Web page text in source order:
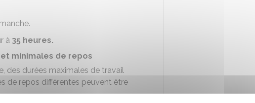
à 35 heures.
minimales de repos
des durées maximales de travail
de repos différentes peuvent être